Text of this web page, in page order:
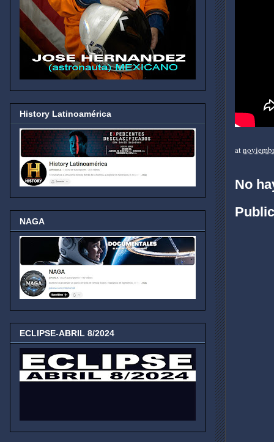
at
No
History Latinoamérica
NAGA
ECLIPSE-ABRIL 8/2024